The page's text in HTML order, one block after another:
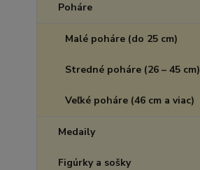
Poháre
Malé poháre (do 25 cm)
Stredné poháre (26 – 45 cm)
Veľké poháre (46 cm a viac)
Medaily
Figúrky a sošky